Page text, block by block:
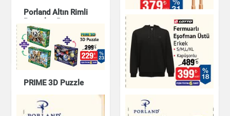
Porland Altın Rimli
Porselen Pasta
Tabağı 20 cm
Mutfak Ürünleri
Oyuncak Standlı
Elektrikli Süpürgesi
Oyuncak
Fermuarlı Eşofman
Üstü Erkek
PRIME 3D Puzzle